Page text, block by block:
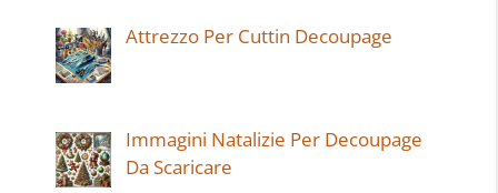
Attrezzo Per Cuttin Decoupage
Immagini Natalizie Per Decoupage
Da Scaricare